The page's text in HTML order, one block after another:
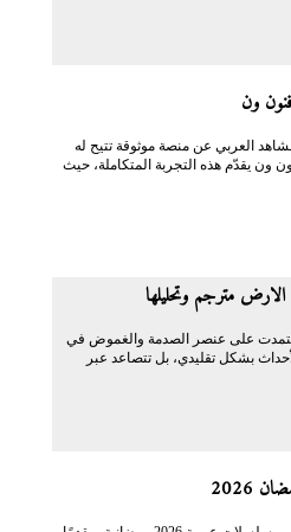
ون
العربي عن منصة موثوقة تتيح له
ون يقدّم هذه التجربة المتكاملة، حيث
مترجم وتحليلها
على عنصر الصدمة والغموض في
بشكل تقليدي، بل تتصاعد عبر